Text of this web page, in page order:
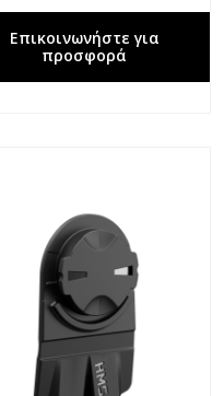
Επικοινωνήστε για
προσφορά